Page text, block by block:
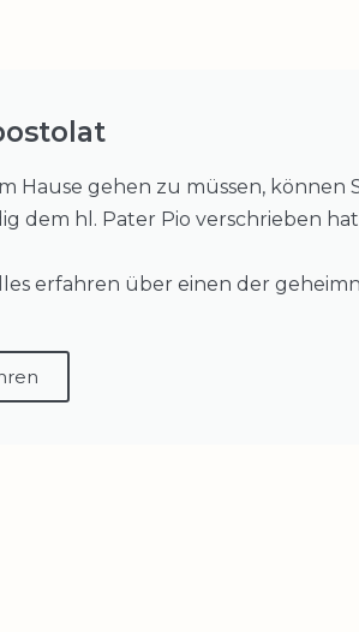
Hause gehen zu müssen, können
dem hl. Pater Pio verschrieben
erfahren über einen der